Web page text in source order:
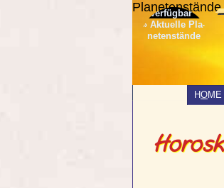
Planetenstände
» Aktuelle Pla­
netenstände
HOME